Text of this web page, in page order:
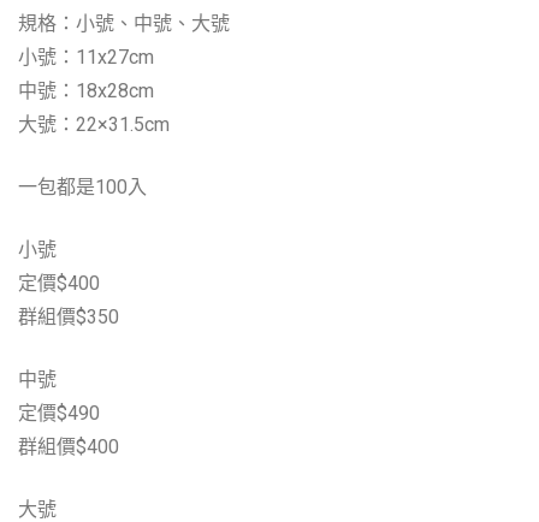
NT$550
規格：小號、中號、大號
小號：11x27cm
中號：18x28cm
大號：22×31.5cm
一包都是100入
小號
定價$400
群組價$350
中號
定價$490
群組價$400
大號